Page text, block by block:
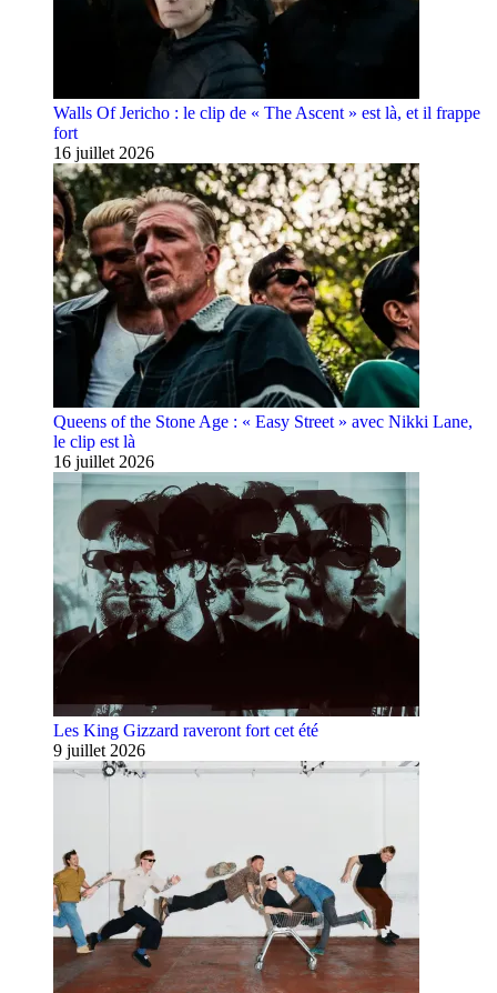
Walls Of Jericho : le clip de « The Ascent » est là, et il frappe
fort
16 juillet 2026
Queens of the Stone Age : « Easy Street » avec Nikki Lane,
le clip est là
16 juillet 2026
Les King Gizzard raveront fort cet été
9 juillet 2026